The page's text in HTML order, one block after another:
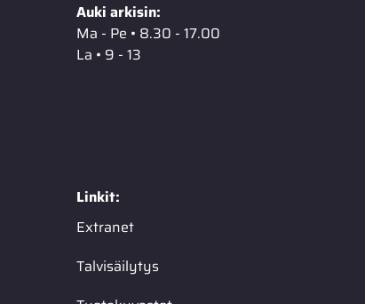
Auki arkisin:
Ma - Pe • 8.30 - 17.00
La • 9 - 13
Linkit:
Extranet
Talvisäilytys